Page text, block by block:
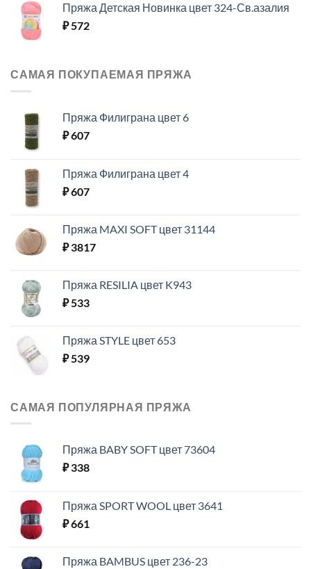
Пряжа Детская Новинка цвет 324-Св.азалия
₽572
САМАЯ ПОКУПАЕМАЯ ПРЯЖА
Пряжа Филиграна цвет 6
₽607
Пряжа Филиграна цвет 4
₽607
Пряжа MAXI SOFT цвет 31144
₽3817
Пряжа RESILIA цвет K943
₽533
Пряжа STYLE цвет 653
₽539
САМАЯ ПОПУЛЯРНАЯ ПРЯЖА
Пряжа BABY SOFT цвет 73604
₽338
Пряжа SPORT WOOL цвет 3641
₽661
Пряжа BAMBUS цвет 236-23